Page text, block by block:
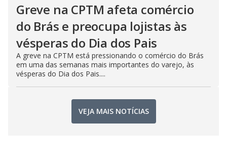
Greve na CPTM afeta comércio
do Brás e preocupa lojistas às
vésperas do Dia dos Pais
A greve na CPTM está pressionando o comércio do Brás
em uma das semanas mais importantes do varejo, às
vésperas do Dia dos Pais....
VEJA MAIS NOTÍCIAS